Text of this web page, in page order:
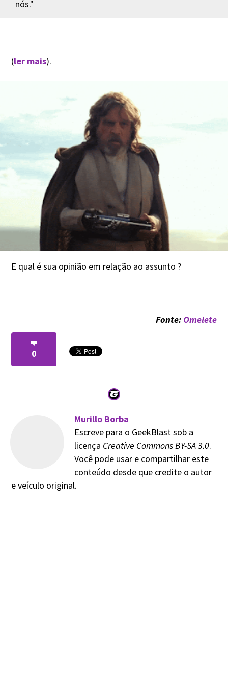
nós."
(ler mais).
E qual é sua opinião em relação ao assunto ?
Fonte: Omelete
0
Murillo Borba
Escreve para o GeekBlast sob a
licença Creative Commons BY-SA 3.0.
Você pode usar e compartilhar este
conteúdo desde que credite o autor
e veículo original.